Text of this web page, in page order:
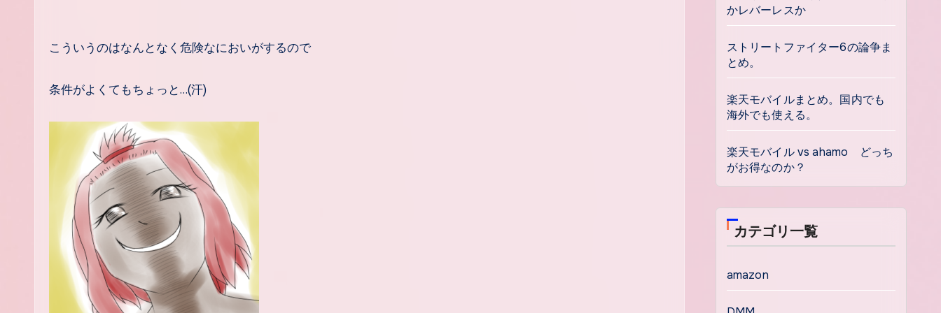
こういうのはなんとなく危険なにおいがするので
条件がよくてもちょっと…(汗)
かレバーレスか
ストリートファイター6の論争ま
とめ。
楽天モバイルまとめ。国内でも
海外でも使える。
楽天モバイル vs ahamo どっち
がお得なのか？
カテゴリ一覧
amazon